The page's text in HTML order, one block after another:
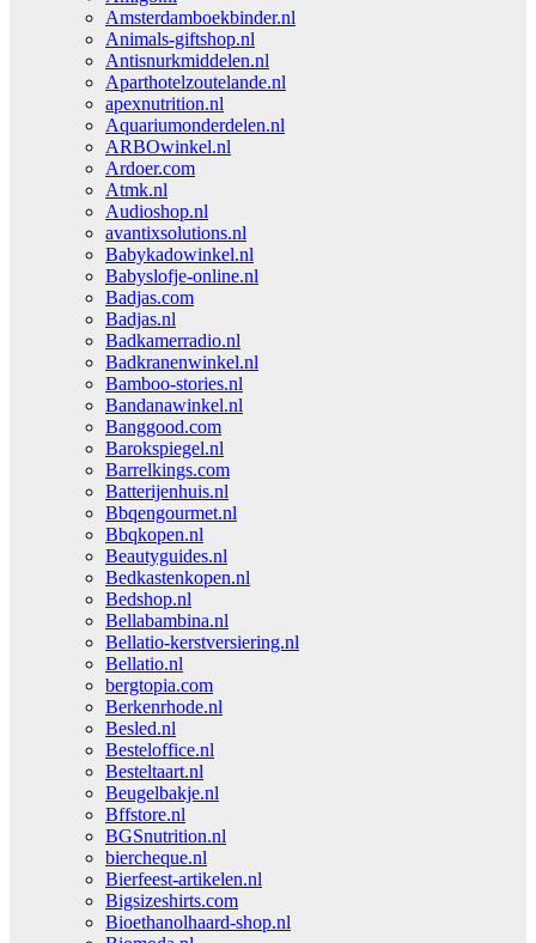
Amsterdamboekbinder.nl
Animals-giftshop.nl
Antisnurkmiddelen.nl
Aparthotelzoutelande.nl
apexnutrition.nl
Aquariumonderdelen.nl
ARBOwinkel.nl
Ardoer.com
Atmk.nl
Audioshop.nl
avantixsolutions.nl
Babykadowinkel.nl
Babyslofje-online.nl
Badjas.com
Badjas.nl
Badkamerradio.nl
Badkranenwinkel.nl
Bamboo-stories.nl
Bandanawinkel.nl
Banggood.com
Barokspiegel.nl
Barrelkings.com
Batterijenhuis.nl
Bbqengourmet.nl
Bbqkopen.nl
Beautyguides.nl
Bedkastenkopen.nl
Bedshop.nl
Bellabambina.nl
Bellatio-kerstversiering.nl
Bellatio.nl
bergtopia.com
Berkenrhode.nl
Besled.nl
Besteloffice.nl
Besteltaart.nl
Beugelbakje.nl
Bffstore.nl
BGSnutrition.nl
biercheque.nl
Bierfeest-artikelen.nl
Bigsizeshirts.com
Bioethanolhaard-shop.nl